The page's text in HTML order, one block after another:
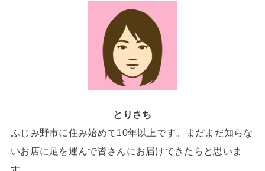
とりさち
ふじみ野市に住み始めて10年以上です。まだまだ知らな
いお店に足を運んで皆さんにお届けできたらと思いま